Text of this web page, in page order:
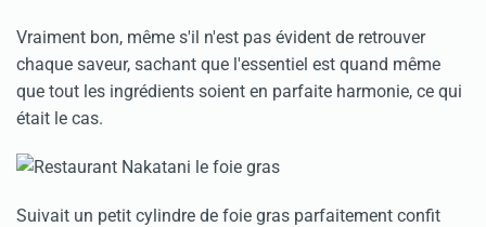
Vraiment bon, même s'il n'est pas évident de retrouver
chaque saveur, sachant que l'essentiel est quand même
que tout les ingrédients soient en parfaite harmonie, ce qui
était le cas.
Suivait un petit cylindre de foie gras parfaitement confit